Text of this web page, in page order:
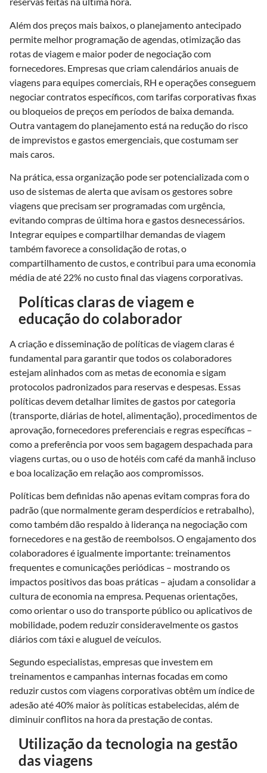
Além dos preços mais baixos, o planejamento antecipado
permite melhor programação de agendas, otimização das
rotas de viagem e maior poder de negociação com
fornecedores. Empresas que criam calendários anuais de
viagens para equipes comerciais, RH e operações conseguem
negociar contratos específicos, com tarifas corporativas fixas
ou bloqueios de preços em períodos de baixa demanda.
Outra vantagem do planejamento está na redução do risco
de imprevistos e gastos emergenciais, que costumam ser
mais caros.
Na prática, essa organização pode ser potencializada com o
uso de sistemas de alerta que avisam os gestores sobre
viagens que precisam ser programadas com urgência,
evitando compras de última hora e gastos desnecessários.
Integrar equipes e compartilhar demandas de viagem
também favorece a consolidação de rotas, o
compartilhamento de custos, e contribui para uma economia
média de até 22% no custo final das viagens corporativas.
Políticas claras de viagem e
educação do colaborador
A criação e disseminação de políticas de viagem claras é
fundamental para garantir que todos os colaboradores
estejam alinhados com as metas de economia e sigam
protocolos padronizados para reservas e despesas. Essas
políticas devem detalhar limites de gastos por categoria
(transporte, diárias de hotel, alimentação), procedimentos de
aprovação, fornecedores preferenciais e regras específicas –
como a preferência por voos sem bagagem despachada para
viagens curtas, ou o uso de hotéis com café da manhã incluso
e boa localização em relação aos compromissos.
Políticas bem definidas não apenas evitam compras fora do
padrão (que normalmente geram desperdícios e retrabalho),
como também dão respaldo à liderança na negociação com
fornecedores e na gestão de reembolsos. O engajamento dos
colaboradores é igualmente importante: treinamentos
frequentes e comunicações periódicas – mostrando os
impactos positivos das boas práticas – ajudam a consolidar a
cultura de economia na empresa. Pequenas orientações,
como orientar o uso do transporte público ou aplicativos de
mobilidade, podem reduzir consideravelmente os gastos
diários com táxi e aluguel de veículos.
Segundo especialistas, empresas que investem em
treinamentos e campanhas internas focadas em como
reduzir custos com viagens corporativas obtêm um índice de
adesão até 40% maior às políticas estabelecidas, além de
diminuir conflitos na hora da prestação de contas.
Utilização da tecnologia na gestão
das viagens